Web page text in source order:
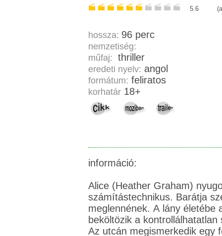
5.6
hossza: 96 perc
nemzetiség:
műfaj: thriller
eredeti nyelv: angol
formátum: feliratos
korhatár 18+
információ:
Alice (Heather Graham)
számítástechnikus. Barátja
meglennének. A lány életébe
beköltözik a
Az utcán megismerkedik egy